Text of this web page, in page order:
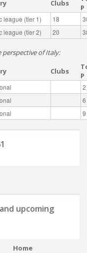
Clubs
P
league (tier 1) 18
league (tier 2) 20
of Italy:
Clubs
P
2
6
9
upcoming
Home